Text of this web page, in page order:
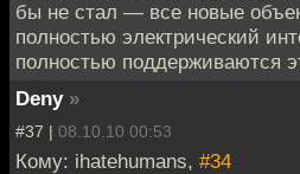
бы не стал — все новые
полностью электрический
полностью поддерживаются
Deny »
#37 | 08.10.10 00:53
Кому: ihatehumans, #34